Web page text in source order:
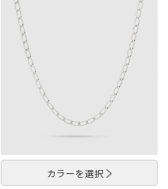
カラーを選択